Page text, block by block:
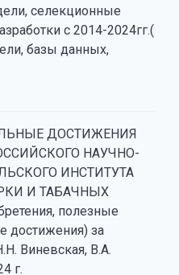
селекционные
с 2014-2024гг.(
базы данных,
ДОСТИЖЕНИЯ
НАУЧНО-
ИНСТИТУТА
И ТАБАЧНЫХ
полезные
достижения) за
Виневская, В.А.
г.